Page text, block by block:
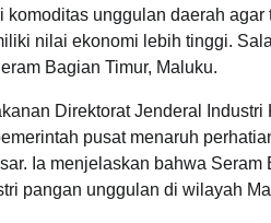
unggulan daerah
nilai ekonomi lebih tinggi.
Bagian Timur, Maluku.
Direktorat Jenderal
pusat menaruh
Ia menjelaskan bahwa
pangan unggulan di wilayah